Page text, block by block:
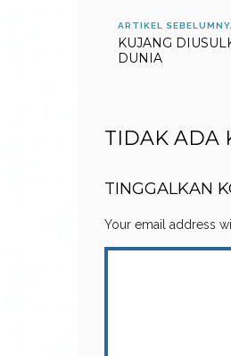
ARTIKEL
KUJANG
DUNIA
TIDAK ADA
TINGGALKAN
Your email address